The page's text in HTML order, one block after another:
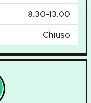
8.30-13.00
Chiuso